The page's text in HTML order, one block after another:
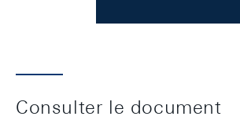
Consulter le document